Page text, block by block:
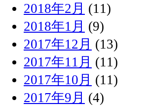
2018年2月 (11)
2018年1月 (9)
2017年12月 (13)
2017年11月 (11)
2017年10月 (11)
2017年9月 (4)